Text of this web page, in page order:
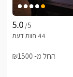
/5
החל מ- ₪1500